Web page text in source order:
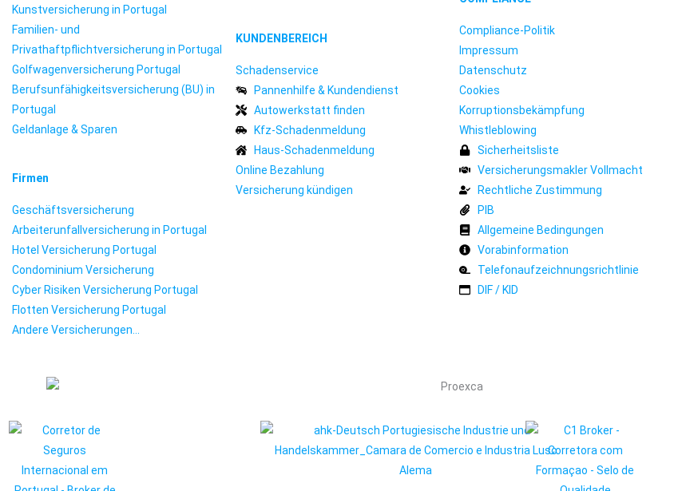
Kunstversicherung in Portugal
Familien- und
Privathaftpflichtversicherung in Portugal
Golfwagenversicherung Portugal
Berufsunfähigkeitsversicherung (BU) in
Portugal
Geldanlage & Sparen
Firmen
Geschäftsversicherung
Arbeiterunfallversicherung in Portugal
Hotel Versicherung Portugal
Condominium Versicherung
Cyber Risiken Versicherung Portugal
Flotten Versicherung Portugal
Andere Versicherungen...
KUNDENBEREICH
Schadenservice
Pannenhilfe & Kundendienst
Autowerkstatt finden
Kfz-Schadenmeldung
Haus-Schadenmeldung
Online Bezahlung
Versicherung kündigen
Compliance-Politik
Impressum
Datenschutz
Cookies
Korruptionsbekämpfung
Whistleblowing
Sicherheitsliste
Versicherungsmakler Vollmacht
Rechtliche Zustimmung
PIB
Allgemeine Bedingungen
Vorabinformation
Telefonaufzeichnungsrichtlinie
DIF / KID